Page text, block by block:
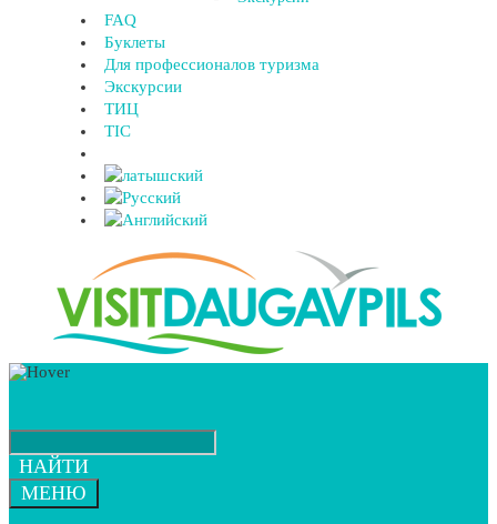
FAQ
Буклеты
Для профессионалов туризма
Экскурсии
ТИЦ
TIC
НАЙТИ
МЕНЮ